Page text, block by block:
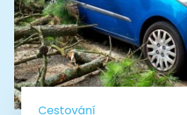
Cestování